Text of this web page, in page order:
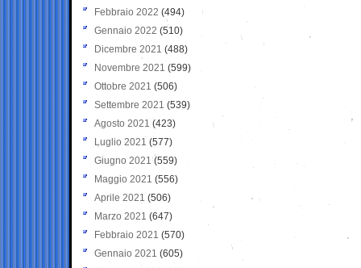
Febbraio 2022 (494)
Gennaio 2022 (510)
Dicembre 2021 (488)
Novembre 2021 (599)
Ottobre 2021 (506)
Settembre 2021 (539)
Agosto 2021 (423)
Luglio 2021 (577)
Giugno 2021(559)
Maggio 2021 (556)
Aprile 2021 (506)
Marzo 2021 (647)
Febbraio 2021 (570)
Gennaio 2021 (605)